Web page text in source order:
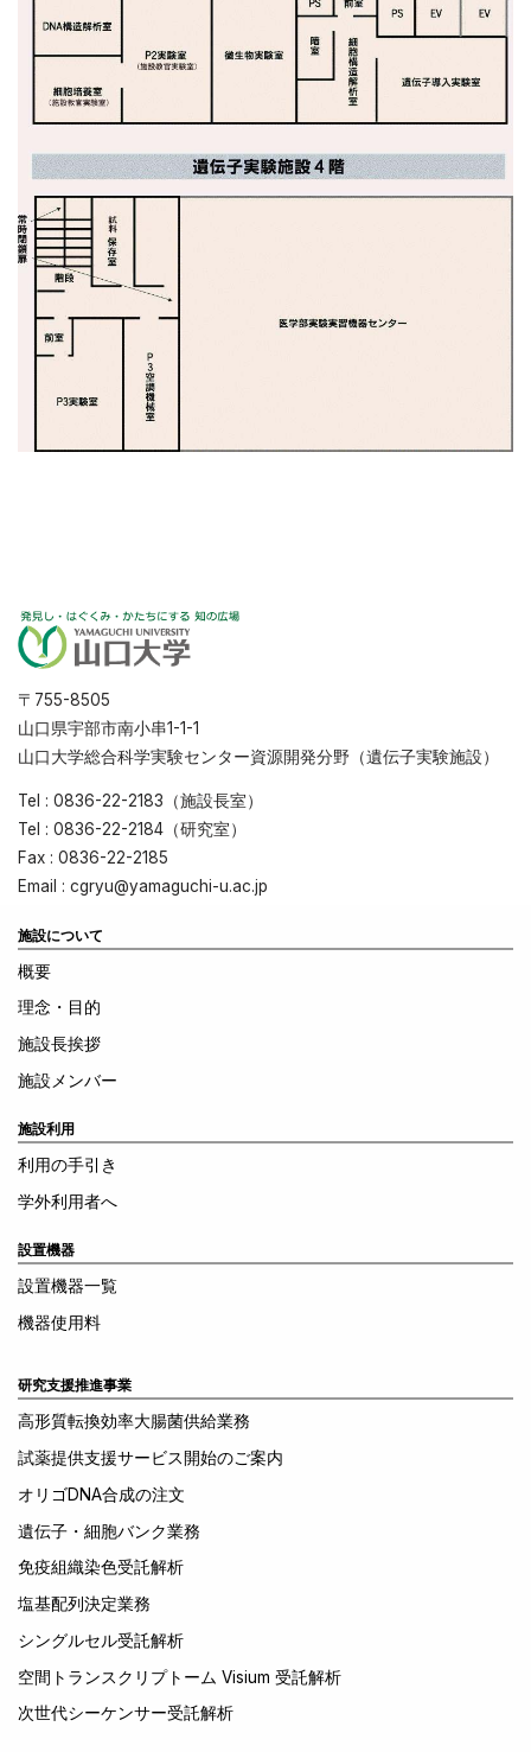
〒755-8505
山口県宇部市南小串1-1-1
山口大学総合科学実験センター資源開発分野（遺伝子実験施設）
Tel : 0836-22-2183（施設長室）
Tel : 0836-22-2184（研究室）
Fax : 0836-22-2185
Email : cgryu@yamaguchi-u.ac.jp
施設について
概要
理念・目的
施設長挨拶
施設メンバー
施設利用
利用の手引き
学外利用者へ
設置機器
設置機器一覧
機器使用料
研究支援推進事業
高形質転換効率大腸菌供給業務
試薬提供支援サービス開始のご案内
オリゴDNA合成の注文
遺伝子・細胞バンク業務
免疫組織染色受託解析
塩基配列決定業務
シングルセル受託解析
空間トランスクリプトーム Visium 受託解析
次世代シーケンサー受託解析